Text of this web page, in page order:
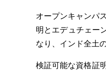
オープンキャンパ
明とエデュチェー
なり、インド全土
検証可能な資格証